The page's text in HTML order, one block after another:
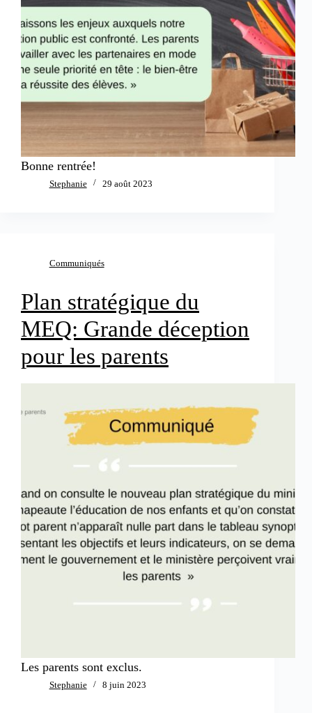
Bonne rentrée!
Stephanie 29 août 2023
Communiqués
Plan stratégique du
MEQ: Grande déception
pour les parents
Les parents sont exclus.
Stephanie 8 juin 2023